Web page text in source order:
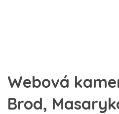
Webová
Brod,